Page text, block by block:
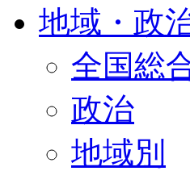
地域・政
全国総
政治
地域別